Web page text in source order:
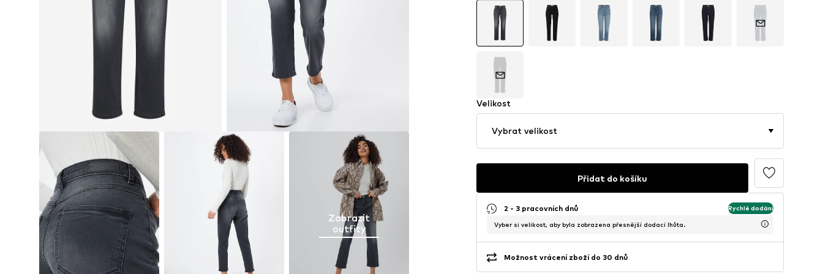
Zobrazit
outfity
Velikost
Vybrat velikost
Přidat do košíku
2 - 3 pracovních dnů Rychlé dodání
Vyber si velikost, aby byla zobrazena přesnější dodací lhůta.
Možnost vrácení zboží do 30 dnů